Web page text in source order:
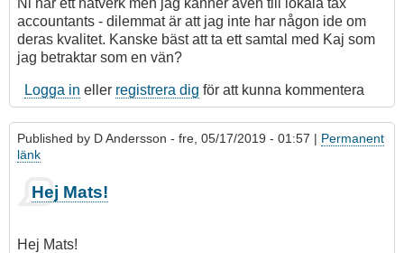
Ni har ett nätverk men jag känner även till lokala tax
accountants - dilemmat är att jag inte har någon ide om
deras kvalitet. Kanske bäst att ta ett samtal med Kaj som
jag betraktar som en vän?
Logga in eller registrera dig för att kunna kommentera
Published by D Andersson - fre, 05/17/2019 - 01:57 | Permanent
länk
Hej Mats!
Hej Mats!